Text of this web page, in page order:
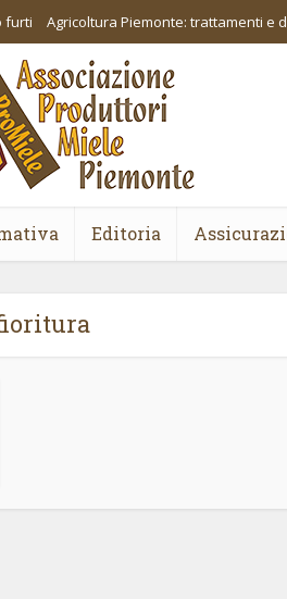
furti Agricoltura Piemonte: trattamenti e
Editoria